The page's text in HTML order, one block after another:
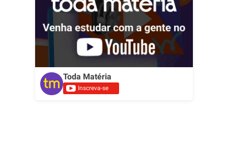
Toda Matéria
Inscreva-se